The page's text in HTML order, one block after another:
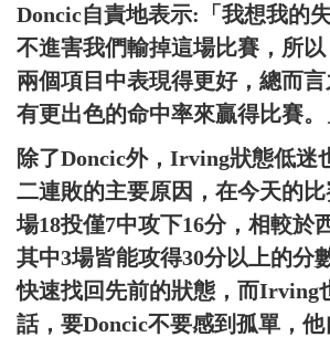
Doncic自責地表示:「我想我的
不進害我們輸掉這場比賽，所
兩個項目中表現得更好，總而
有更出色的命中率來贏得比賽。
除了Doncic外，Irving狀態低迷
二連敗的主要原因，在今天的
場18投僅7中攻下16分，相較於
其中3場皆能攻得30分以上的分
快速找回先前的狀態，而Irving
話，要Doncic不要感到孤單，